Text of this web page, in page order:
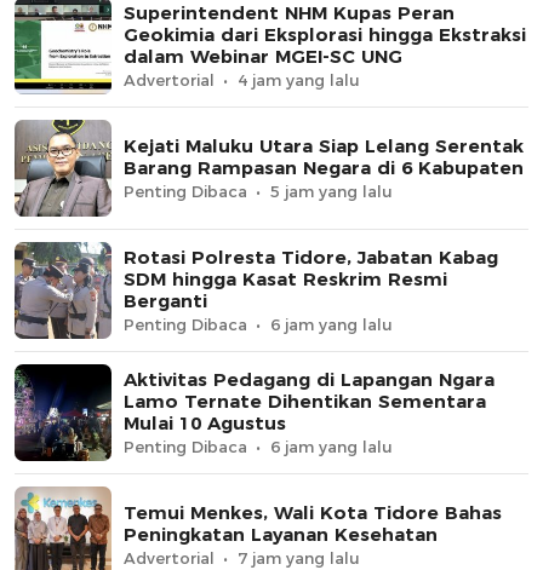
Superintendent NHM Kupas Peran
Geokimia dari Eksplorasi hingga Ekstraksi
dalam Webinar MGEI-SC UNG
Advertorial 4 jam yang lalu
Kejati Maluku Utara Siap Lelang Serentak
Barang Rampasan Negara di 6 Kabupaten
Penting Dibaca 5 jam yang lalu
Rotasi Polresta Tidore, Jabatan Kabag
SDM hingga Kasat Reskrim Resmi
Berganti
Penting Dibaca 6 jam yang lalu
Aktivitas Pedagang di Lapangan Ngara
Lamo Ternate Dihentikan Sementara
Mulai 10 Agustus
Penting Dibaca 6 jam yang lalu
Temui Menkes, Wali Kota Tidore Bahas
Peningkatan Layanan Kesehatan
Advertorial 7 jam yang lalu